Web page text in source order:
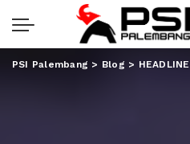
PSI Palembang > Blog > HEADLINE